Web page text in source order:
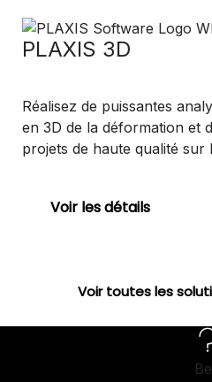
PLAXIS 3D
Réalisez de puissantes
en 3D de la déformation et
projets de haute qualité sur
Voir les détails
Voir toutes les